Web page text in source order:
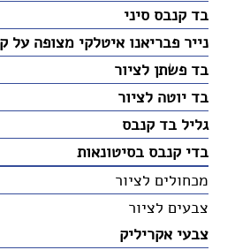
בד קנבס סיני
נייר פבריאנו איטלקי מצופה על
בד פשתן לציור
בד יוטה לציור
גליל בד קנבס
בדי קנבס בסיטונאות
מכחולים לציור
צבעים לציור
צבעי אקריליק